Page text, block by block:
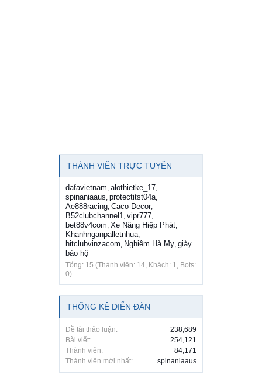
THÀNH VIÊN TRỰC TUYẾN
dafavietnam, alothietke_17,
spinaniaaus, protectitst04a,
Ae888racing, Caco Decor,
B52clubchannel1 , vipr777,
bet88v4com, Xe Nâng Hiệp Phát,
Khanhnganpalletnhua,
hitclubvinzacom, Nghiêm Hà My, giày
bảo hộ
Tổng: 15 (Thành viên: 14, Khách: 1, Bots:
0)
THỐNG KÊ DIỄN ĐÀN
Đề tài thảo luận:
238,689
Bài viết:
254,121
Thành viên:
84,171
Thành viên mới nhất:
spinaniaaus